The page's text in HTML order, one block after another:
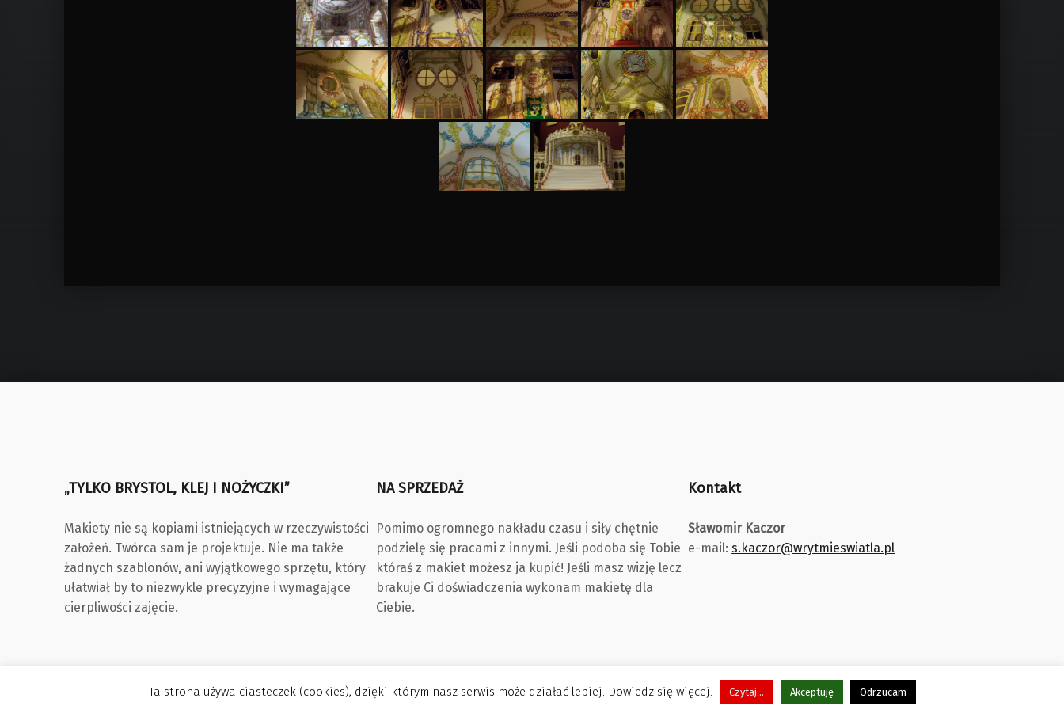
„TYLKO BRYSTOL, KLEJ I NOŻYCZKI”
Makiety nie są kopiami istniejących w rzeczywistości
założeń. Twórca sam je projektuje. Nie ma także
żadnych szablonów, ani wyjątkowego sprzętu, który
ułatwiał by to niezwykle precyzyjne i wymagające
cierpliwości zajęcie.
NA SPRZEDAŻ
Pomimo ogromnego nakładu czasu i siły chętnie
podzielę się pracami z innymi. Jeśli podoba się Tobie
któraś z makiet możesz ja kupić! Jeśli masz wizję lecz
brakuje Ci doświadczenia wykonam makietę dla
Ciebie.
Kontakt
Sławomir Kaczor
e-mail:s.kaczor@wrytmieswiatla.pl
Ta strona używa ciasteczek (cookies), dzięki którym nasz serwis może działać lepiej. Dowiedz się więcej. Czytaj... Akceptuję Odrzucam